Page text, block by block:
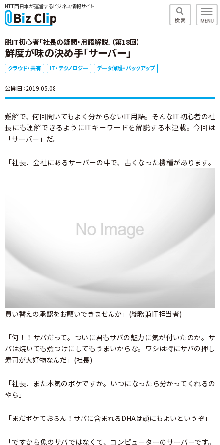
NTT西日本が運営するビジネス情報サイト
脱IT初心者「社長の疑問・用語解説」（第18回）
鮮度が味の決め手「サーバー」
クラウド・共有 IT・テクノロジー データ保護・バックアップ
公開日：2019.05.08
難解で、何回聞いてもよく分からないIT用語。そんなIT初心者の社
長にも理解できるようにITキーワードを解説する本連載。今回は
「サーバー」だ。
「社長、会社にあるサーバーの中で、古くなった機種があります。
買い替えの承認をお願いできませんか」(総務兼IT担当者)
「何！！サバだって。ついに君もサバの魅力に気が付いたのか。サ
バは焼いても煮つけにしてもうまいからな。ワシは特にサバの押し
寿司が大好物なんだ」(社長)
「社長、また本気のボケですか。いつになったら分かってくれるの
やら」
「まだボケておらん！サバに含まれるDHAは頭にもよいというぞ」
「ですから魚のサバではなくて、コンピューターのサーバーです。